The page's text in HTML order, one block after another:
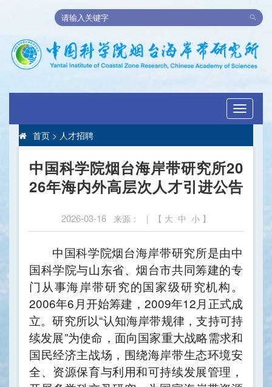
Toggle
首页 > 人才招聘
中国科学院烟台海岸带研究所20
26年海内外高层次人才引进公告
2026-03-16 来源： | 【 大 中 小 】
中国科学院烟台海岸带研究所是由中
国科学院与山东省、烟台市共同筹建的专
门从事海岸带研究的国家级研究机构。
2006年6月开始筹建，2009年12月正式成
立。研究所以“认知海岸带规律，支持可持
续发展”为使命，面向国家重大战略需求和
国民经济主战场，围绕海岸带生态环境安
全、资源保育与利用和可持续发展管理，